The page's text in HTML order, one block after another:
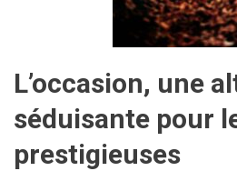
L’occasion, une
séduisante pour
prestigieuses